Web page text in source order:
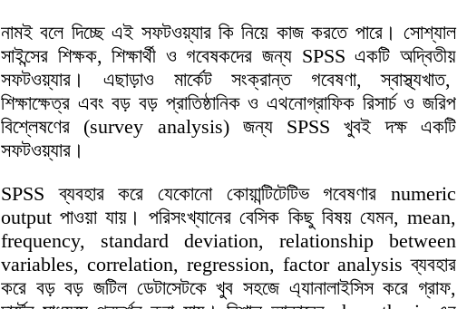
নামই বলে দিচ্ছে এই সফটওয়্যার কি নিয়ে কাজ করতে পারে। সোশ্যাল
সাইন্সের শিক্ষক, শিক্ষার্থী ও গবেষকদের জন্য SPSS একটি অদ্বিতীয়
সফটওয়্যার। এছাড়াও মার্কেট সংক্রান্ত গবেষণা, স্বাস্থ্যখাত,
শিক্ষাক্ষেত্র এবং বড় বড় প্রাতিষ্ঠানিক ও এথনোগ্রাফিক রিসার্চ ও জরিপ
বিশ্লেষণের (survey analysis) জন্য SPSS খুবই দক্ষ একটি
সফটওয়্যার।
SPSS ব্যবহার করে যেকোনো কোয়ান্টিটেটিভ গবেষণার numeric
output পাওয়া যায়। পরিসংখ্যানের বেসিক কিছু বিষয় যেমন, mean,
frequency, standard deviation, relationship between
variables, correlation, regression, factor analysis ব্যবহার
করে বড় বড় জটিল ডেটাসেটকে খুব সহজে এ্যানালাইসিস করে গ্রাফ,